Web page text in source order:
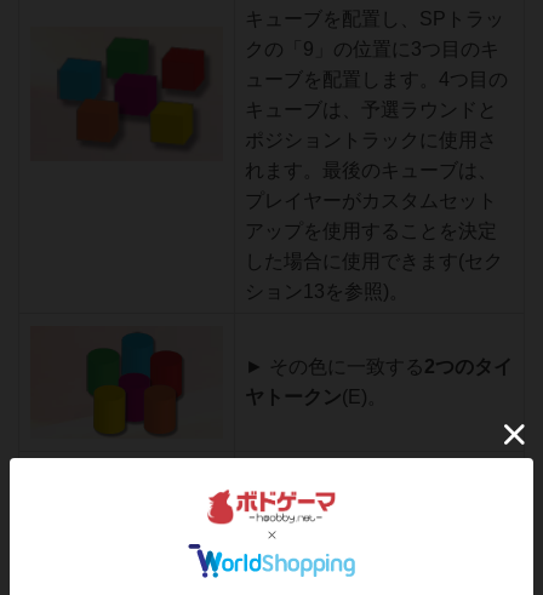
キューブを配置し、SPトラッ
クの「9」の位置に3つ目のキ
ューブを配置します。4つ目の
キューブは、予選ラウンドと
ポジショントラックに使用さ
れます。最後のキューブは、
プレイヤーがカスタムセット
アップを使用することを決定
した場合に使用できます(セク
ション13を参照)。
► その色に一致する2つのタイ
ヤトークン(E)。
► その色に一致する
クン2つ(G)。